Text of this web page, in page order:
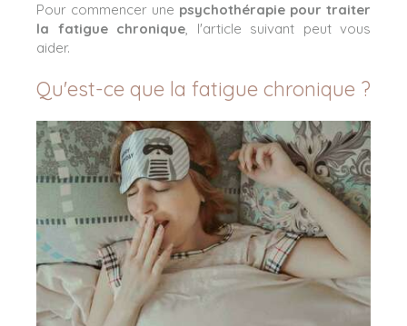
Pour commencer une psychothérapie pour traiter
la fatigue chronique, l'article suivant peut vous
aider.
Qu'est-ce que la fatigue chronique ?